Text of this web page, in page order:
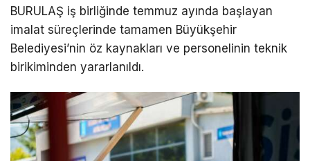
BURULAŞ iş birliğinde temmuz ayında başlayan
imalat süreçlerinde tamamen Büyükşehir
Belediyesi’nin öz kaynakları ve personelinin teknik
birikiminden yararlanıldı.